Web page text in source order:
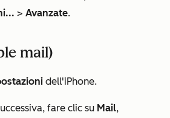
> Avanzate.
mail)
dell'iPhone.
fare clic su Mail,